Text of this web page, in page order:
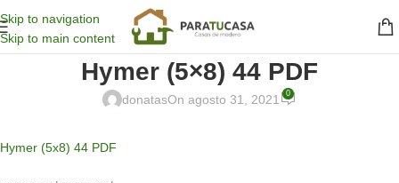
Skip to navigation
Skip to main content
Hymer (5×8) 44 PDF
donatasOn agosto 31, 2021 0
Hymer (5x8) 44 PDF